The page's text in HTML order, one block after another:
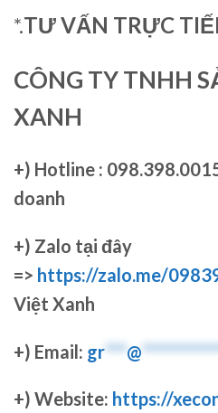
*.TƯ VẤN TRỰC
CÔNG TY TNHH
XANH
+) Hotline :
doanh
+) Zalo tại đây
=> https://zalo.me/
Việt Xanh
+) Email: gr***@
+) Website: https://